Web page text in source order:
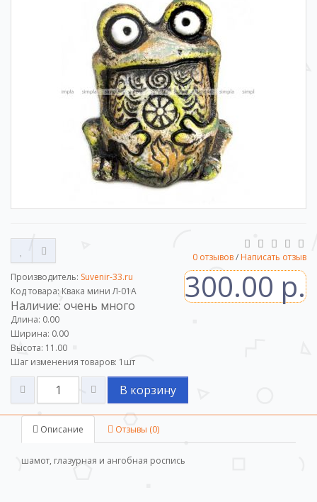
0 отзывов/ Написать отзыв
Производитель: Suvenir-33.ru
Код товара: Квака мини Л-01А
Наличие: очень много
Длина: 0.00
Ширина: 0.00
Высота: 11.00
Шаг изменения товаров: 1 шт
300.00 р.
В корзину
Описание Отзывы (0)
шамот, глазурная и ангобная роспись